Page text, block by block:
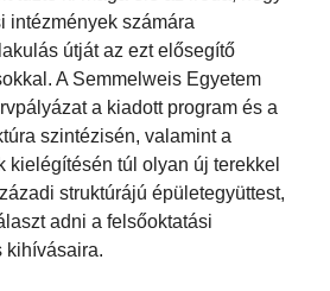
intézmények számára
útját az ezt elősegítő
A Semmelweis Egyetem
a kiadott program és a
szintézisén, valamint a
kielégítésén túl olyan új terekkel
struktúrájú épületegyüttest,
adni a felsőoktatási
kihívásaira.